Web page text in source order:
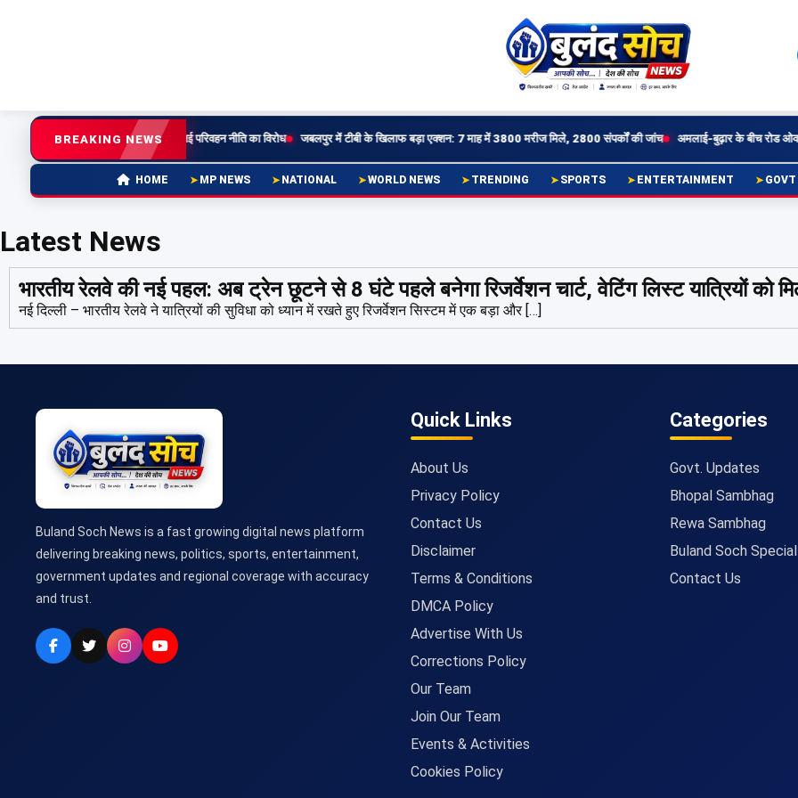
BREAKING NEWS
से बसों की अनिश्चितकालीन हड़ताल, नई परिवहन नीति का विरोध जबलपुर में टीबी के खिलाफ बड़ा एक्शन: 7 माह में 3800 मरीज मिले, 2800 संपर्कों की जांच अमलाई-बुढ़ार के बीच रोड
HOME MP NEWS NATIONAL WORLD NEWS TRENDING SPORTS ENTERTAINMENT
Latest News
भारतीय रेलवे की नई पहल: अब ट्रेन छूटने से 8 घंटे पहले बनेगा रिजर्वेशन चार्ट, वेटिंग लिस्ट यात्रियों को
नई दिल्ली – भारतीय रेलवे ने यात्रियों की सुविधा को ध्यान में रखते हुए रिजर्वेशन सिस्टम में एक बड़ा और […]
Buland Soch News is a fast growing digital news platform
delivering breaking news, politics, sports, entertainment,
government updates and regional coverage with accuracy
and trust.
Quick Links
About Us
Privacy Policy
Contact Us
Disclaimer
Terms & Conditions
DMCA Policy
Advertise With Us
Corrections Policy
Our Team
Join Our Team
Events & Activities
Cookies Policy
Categories
Govt. Updates
Bhopal Sambhag
Rewa Sambhag
Buland Soch Special
Contact Us